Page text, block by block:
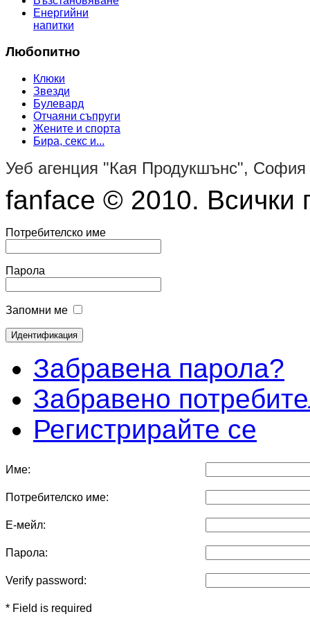
Енергийни
напитки
Любопитно
Клюки
Звезди
Булевард
Отчаяни съпруги
Жените и спорта
Бира, секс и...
Уеб агенция "Кая Продукшънс", София
fanface © 2010. Всички
Потребителско име
Парола
Запомни ме
Забравена парола?
Забравено
Регистрирайте се
Име:
Потребителско име:
Е-мейл:
Парола:
Verify password:
* Field is required